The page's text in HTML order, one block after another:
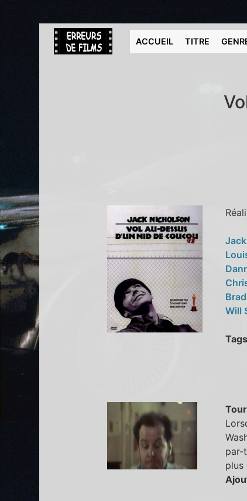
ACCUEIL TITRE
Will
par-
plus